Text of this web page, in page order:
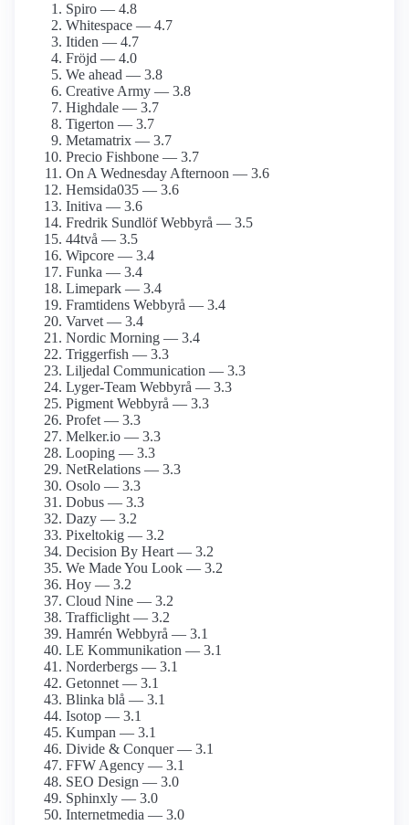
Spiro — 4.8
Whitespace — 4.7
Itiden — 4.7
Fröjd — 4.0
We ahead — 3.8
Creative Army — 3.8
Highdale — 3.7
Tigerton — 3.7
Metamatrix — 3.7
Precio Fishbone — 3.7
On A Wednesday Afternoon — 3.6
Hemsida035 — 3.6
Initiva — 3.6
Fredrik Sundlöf Webbyrå — 3.5
44två — 3.5
Wipcore — 3.4
Funka — 3.4
Limepark — 3.4
Framtidens Webbyrå — 3.4
Varvet — 3.4
Nordic Morning — 3.4
Triggerfish — 3.3
Liljedal Communication — 3.3
Lyger-Team Webbyrå — 3.3
Pigment Webbyrå — 3.3
Profet — 3.3
Melker.io — 3.3
Looping — 3.3
NetRelations — 3.3
Osolo — 3.3
Dobus — 3.3
Dazy — 3.2
Pixeltokig — 3.2
Decision By Heart — 3.2
We Made You Look — 3.2
Hoy — 3.2
Cloud Nine — 3.2
Trafficlight — 3.2
Hamrén Webbyrå — 3.1
LE Kommunikation — 3.1
Norderbergs — 3.1
Getonnet — 3.1
Blinka blå — 3.1
Isotop — 3.1
Kumpan — 3.1
Divide & Conquer — 3.1
FFW Agency — 3.1
SEO Design — 3.0
Sphinxly — 3.0
Internetmedia — 3.0